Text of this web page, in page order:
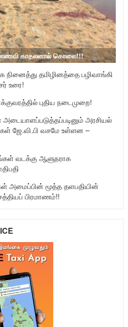
காதலனால் கொலை!!!
தமிழினத்தை பழிவாங்கி
உரை!
புதிய நடைமுறை!
அரசியல்
ஜே.வி.பி வசமே உள்ளன –
வடக்கு ஆளுநராக
அமைப்பின் மூத்த தளபதியின்
பிரமாணம்!!